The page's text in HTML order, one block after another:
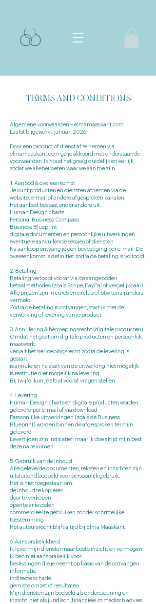
TERMS AND CONDITIONS
Algemene voorwaarden – elmamaaskant.com
Laatst bijgewerkt: januari 2026
Door een product of dienst af te nemen via
elmamaaskant.com ga je akkoord met onderstaande
voorwaarden. Ik houd het graag duidelijk en eerlijk,
zodat we allebei weten waar we aan toe zijn.
1. Aanbod & overeenkomst
Je kunt producten en diensten afnemen via de
website, e-mail of andere afgesproken kanalen.
Het aanbod bestaat onder andere uit:
Human Design charts
Personal Business Compass
Business Blueprint
digitale documenten en persoonlijke uitwerkingen
eventuele aanvullende sessies of diensten
Na aankoop ontvang je een bevestiging per e-mail. De
overeenkomst is definitief zodra de betaling is voltooid.
2. Betaling
Betaling verloopt vooraf via de aangeboden
betaalmethodes (zoals Stripe, PayPal of vergelijkbaar).
Alle prijzen zijn in euro’s en exclusief btw, tenzij anders
vermeld.
Zodra de betaling is ontvangen, start ik met de
verwerking of levering van je product.
3. Annulering & herroepingsrecht (digitale producten)
Omdat het gaat om digitale producten en persoonlijk
maatwerk:
vervalt het herroepingsrecht zodra de levering is
gestart
is annuleren na start van de uitwerking niet mogelijk
is restitutie niet mogelijk na levering
Bij twijfel kun je altijd vooraf vragen stellen.
4. Levering
Human Design charts en digitale producten worden
geleverd per e-mail of via download
Persoonlijke uitwerkingen (zoals de Business
Blueprint) worden binnen de afgesproken termijn
geleverd
Levertijden zijn indicatief, maar ik doe altijd mijn best
deze na te komen
5. Gebruik van de inhoud
Alle geleverde documenten, teksten en inzichten zijn
uitsluitend bedoeld voor persoonlijk gebruik.
Het is niet toegestaan om:
de inhoud te kopiëren
door te verkopen
openbaar te delen
commercieel te gebruiken zonder schriftelijke
toestemming
Het auteursrecht blijft altijd bij Elma Maaskant.
6. Aansprakelijkheid
Ik lever mijn diensten naar beste inzicht en vermogen.
Ik ben niet aansprakelijk voor:
beslissingen die je neemt op basis van de ontvangen
informatie
indirecte schade
gemiste omzet of resultaten
Mijn diensten zijn bedoeld als ondersteuning en
inzicht, niet als juridisch, financieel of medisch advies.